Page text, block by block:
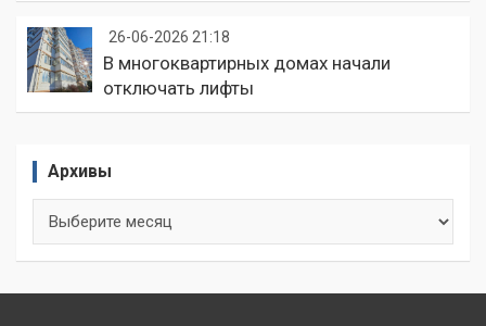
26-06-2026 21:18
В многоквартирных домах начали
отключать лифты
Архивы